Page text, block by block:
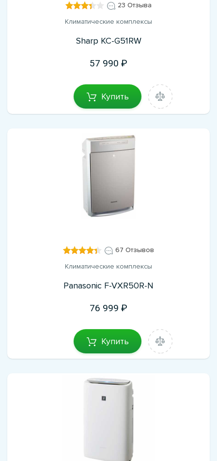
23 Отзыва
Климатические комплексы
Sharp KC-G51RW
57 990
Купить
67 Отзывов
Климатические комплексы
Panasonic F-VXR50R-N
76 999
Купить